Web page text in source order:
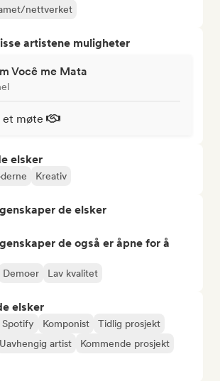
nettverket
artistene muligheter
Você me Mata
møte
elsker
Kreativ
de elsker
de også er åpne for å
Demoer Lav kvalitet
elsker
Spotify Komponist
Tidlig prosjekt
Uavhengig artist
Kommende prosjekt